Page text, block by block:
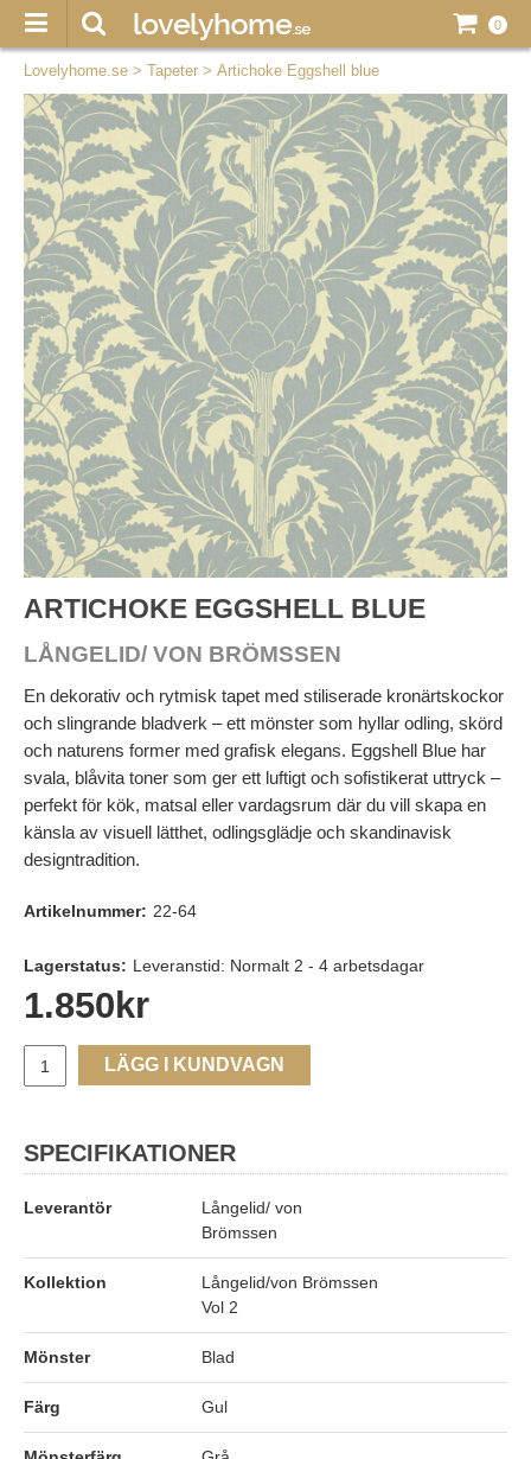
0
Lovelyhome.se > Tapeter > Artichoke Eggshell blue
ARTICHOKE EGGSHELL BLUE
LÅNGELID/ VON BRÖMSSEN
En dekorativ och rytmisk tapet med stiliserade kronärtskockor
och slingrande bladverk – ett mönster som hyllar odling, skörd
och naturens former med grafisk elegans. Eggshell Blue har
svala, blåvita toner som ger ett luftigt och sofistikerat uttryck –
perfekt för kök, matsal eller vardagsrum där du vill skapa en
känsla av visuell lätthet, odlingsglädje och skandinavisk
designtradition.
Artikelnummer: 22-64
Lagerstatus: Leveranstid: Normalt 2 - 4 arbetsdagar
1.850 kr
LÄGG I KUNDVAGN
SPECIFIKATIONER
Leverantör
Långelid/ von
Brömssen
Kollektion
Långelid/von Brömssen
Vol 2
Mönster Blad
Färg Gul